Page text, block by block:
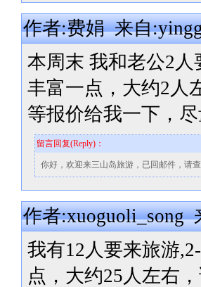
作者:费娟 来自
本周末 我和老公2
丰富一点，大约2人
等报价给我一下，
留言回复(Reply)：
你好，欢迎来三山岛旅游，已回邮件，请查
作者:xuoguoli_song
我有12人要来旅游
点，大约25人左右